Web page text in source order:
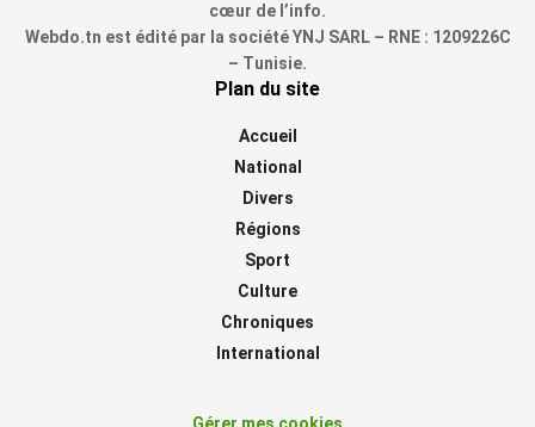
cœur de l’info.
Webdo.tn est édité par la société YNJ SARL – RNE : 1209226C
– Tunisie.
Plan du site
Accueil
National
Divers
Régions
Sport
Culture
Chroniques
International